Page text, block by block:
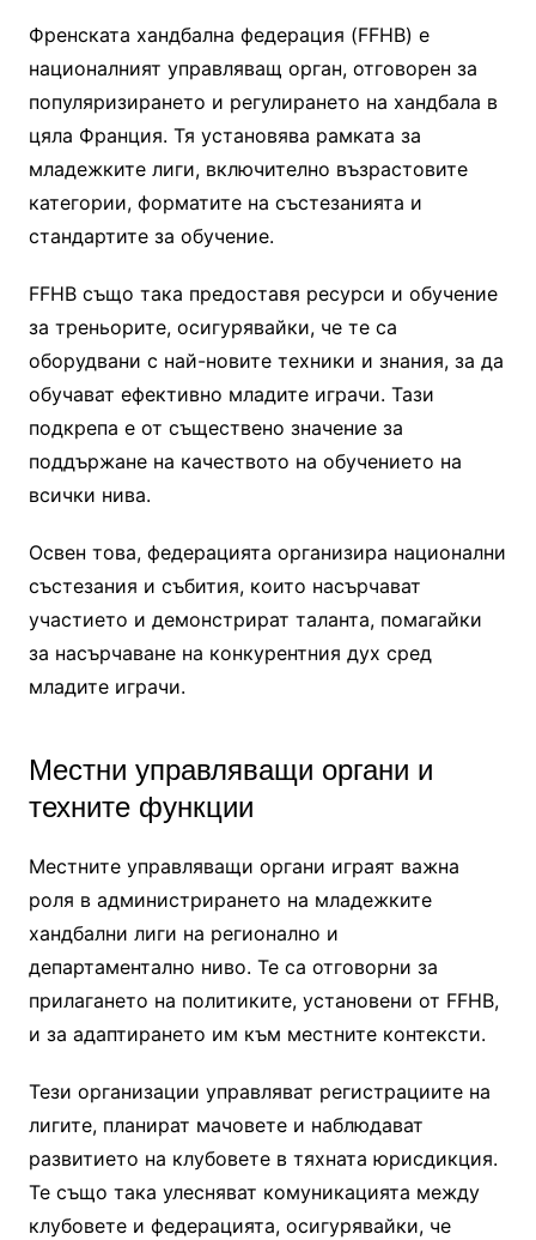
Френската хандбална федерация (FFHB) е
националният управляващ орган, отговорен за
популяризирането и регулирането на хандбала в
цяла Франция. Тя установява рамката за
младежките лиги, включително възрастовите
категории, форматите на състезанията и
стандартите за обучение.
FFHB също така предоставя ресурси и обучение
за треньорите, осигурявайки, че те са
оборудвани с най-новите техники и знания, за да
обучават ефективно младите играчи. Тази
подкрепа е от съществено значение за
поддържане на качеството на обучението на
всички нива.
Освен това, федерацията организира национални
състезания и събития, които насърчават
участието и демонстрират таланта, помагайки
за насърчаване на конкурентния дух сред
младите играчи.
Местни управляващи органи и
техните функции
Местните управляващи органи играят важна
роля в администрирането на младежките
хандбални лиги на регионално и
департаментално ниво. Те са отговорни за
прилагането на политиките, установени от FFHB,
и за адаптирането им към местните контексти.
Тези организации управляват регистрациите на
лигите, планират мачовете и наблюдават
развитието на клубовете в тяхната юрисдикция.
Те също така улесняват комуникацията между
клубовете и федерацията, осигурявайки, че